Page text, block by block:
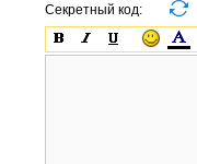
Секретный код: